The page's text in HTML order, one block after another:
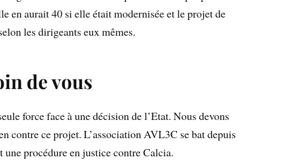
en aurait 40 si elle était modernisée et le projet de
les dirigeants eux mêmes.
de vous
force face à une décision de l’Etat. Nous devons
contre ce projet. L’association AVL3C se bat depuis
une procédure en justice contre Calcia.